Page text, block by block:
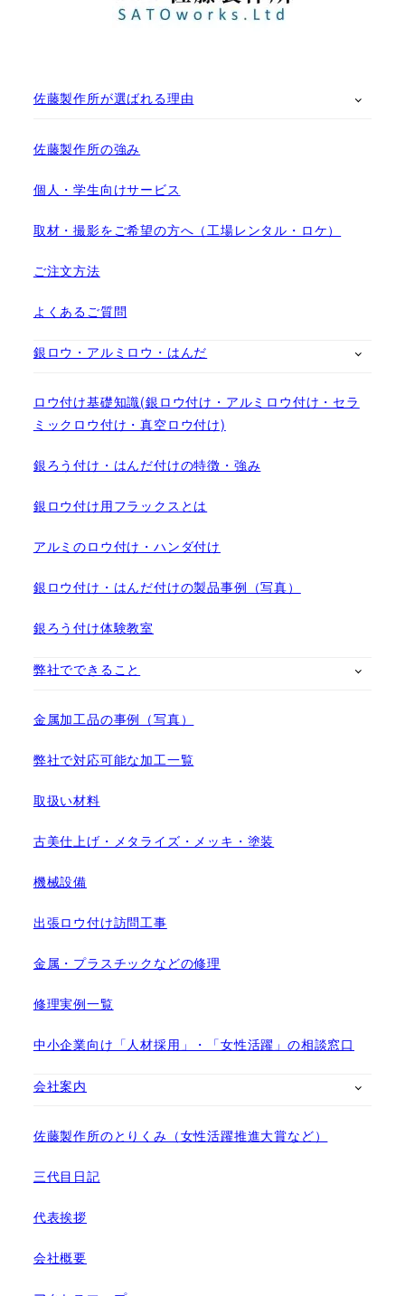
佐藤製作所が選ばれる理由
佐藤製作所の強み
個人・学生向けサービス
取材・撮影をご希望の方へ（工場レンタル・ロケ）
ご注文方法
よくあるご質問
銀ロウ・アルミロウ・はんだ
ロウ付け基礎知識(銀ロウ付け・アルミロウ付け・セラ
ミックロウ付け・真空ロウ付け)
銀ろう付け・はんだ付けの特徴・強み
銀ロウ付け用フラックスとは
アルミのロウ付け・ハンダ付け
銀ロウ付け・はんだ付けの製品事例（写真）
銀ろう付け体験教室
弊社でできること
金属加工品の事例（写真）
弊社で対応可能な加工一覧
取扱い材料
古美仕上げ・メタライズ・メッキ・塗装
機械設備
出張ロウ付け訪問工事
金属・プラスチックなどの修理
修理実例一覧
中小企業向け「人材採用」・「女性活躍」の相談窓口
会社案内
佐藤製作所のとりくみ（女性活躍推進大賞など）
三代目日記
代表挨拶
会社概要